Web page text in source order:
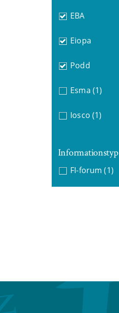
EBA
Eiopa
Podd
Esma (1)
Iosco (1)
Informationstyp
FI-forum (1)